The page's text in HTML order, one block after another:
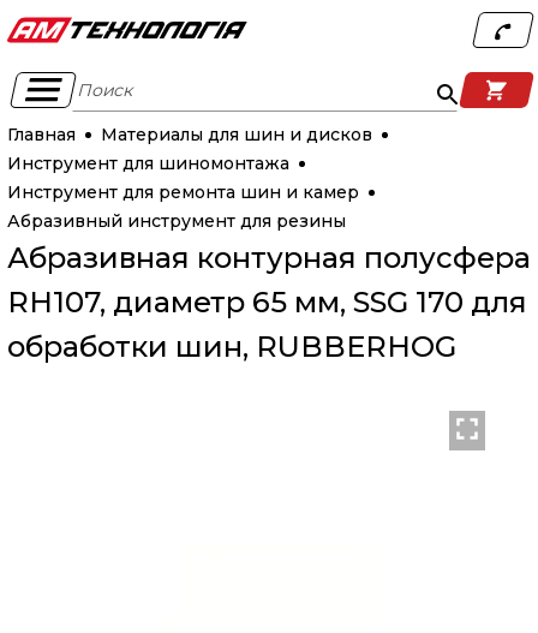
Поиск
Главная
Материалы для шин и дисков
Инструмент для шиномонтажа
Инструмент для ремонта шин и камер
Абразивный инструмент для резины
Абразивная контурная полусфера
RH107, диаметр 65 мм, SSG 170 для
обработки шин, RUBBERHOG